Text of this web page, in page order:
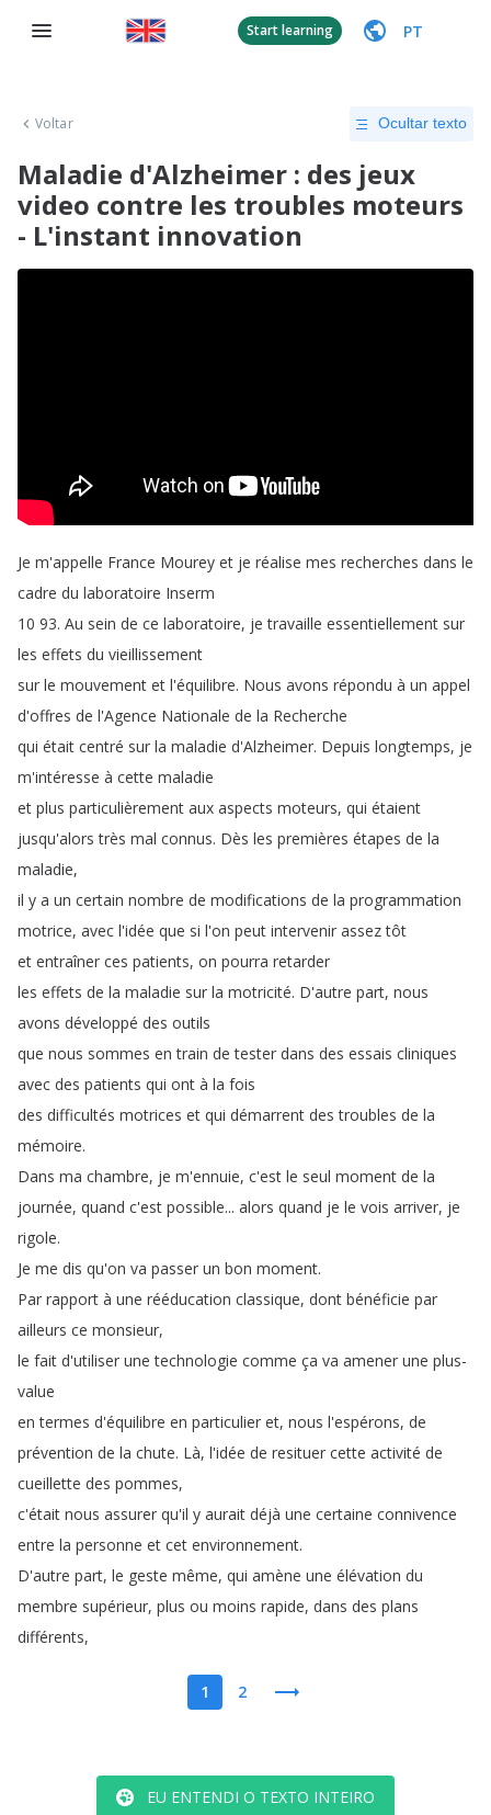
Start learning PT
Voltar Ocultar texto
Maladie d'Alzheimer : des jeux
video contre les troubles moteurs
- L'instant innovation
Je m'appelle France Mourey et je réalise mes recherches dans le
cadre du laboratoire Inserm
10 93. Au sein de ce laboratoire, je travaille essentiellement sur
les effets du vieillissement
sur le mouvement et l'équilibre. Nous avons répondu à un appel
d'offres de l'Agence Nationale de la Recherche
qui était centré sur la maladie d'Alzheimer. Depuis longtemps, je
m'intéresse à cette maladie
et plus particulièrement aux aspects moteurs, qui étaient
jusqu'alors très mal connus. Dès les premières étapes de la
maladie,
il y a un certain nombre de modifications de la programmation
motrice, avec l'idée que si l'on peut intervenir assez tôt
et entraîner ces patients, on pourra retarder
les effets de la maladie sur la motricité. D'autre part, nous
avons développé des outils
que nous sommes en train de tester dans des essais cliniques
avec des patients qui ont à la fois
des difficultés motrices et qui démarrent des troubles de la
mémoire.
Dans ma chambre, je m'ennuie, c'est le seul moment de la
journée, quand c'est possible... alors quand je le vois arriver, je
rigole.
Je me dis qu'on va passer un bon moment.
Par rapport à une rééducation classique, dont bénéficie par
ailleurs ce monsieur,
le fait d'utiliser une technologie comme ça va amener une plus-
value
en termes d'équilibre en particulier et, nous l'espérons, de
prévention de la chute. Là, l'idée de resituer cette activité de
cueillette des pommes,
c'était nous assurer qu'il y aurait déjà une certaine connivence
entre la personne et cet environnement.
D'autre part, le geste même, qui amène une élévation du
membre supérieur, plus ou moins rapide, dans des plans
différents,
1 2
EU ENTENDI O TEXTO INTEIRO